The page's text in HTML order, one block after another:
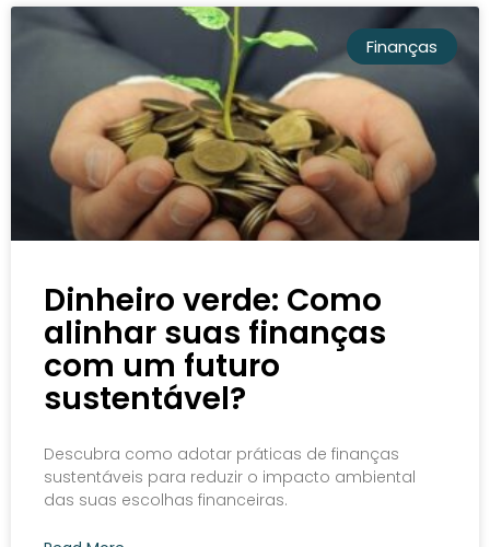
Finanças
Dinheiro verde: Como
alinhar suas finanças
com um futuro
sustentável?
Descubra como adotar práticas de finanças
sustentáveis para reduzir o impacto ambiental
das suas escolhas financeiras.